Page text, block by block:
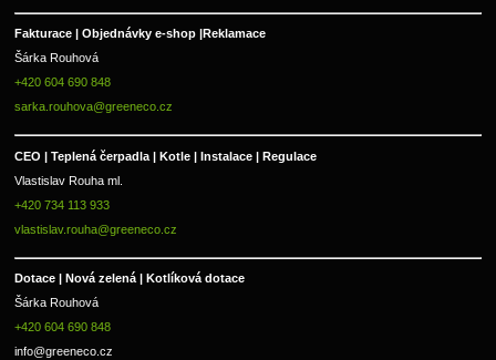
Fakturace | Objednávky e-shop |
Reklamace
Šárka Rouhová
+420 604 690 848
sarka.rouhova@greeneco.cz
CEO | Teplená čerpadla | Kotle | Instalace | Regulace
Vlastislav Rouha ml.
+420 734 113 933
vlastislav.rouha@greeneco.cz
Dotace | Nová zelená | Kotlíková dotace
Šárka Rouhová
+420 604 690 848
info@greeneco.cz